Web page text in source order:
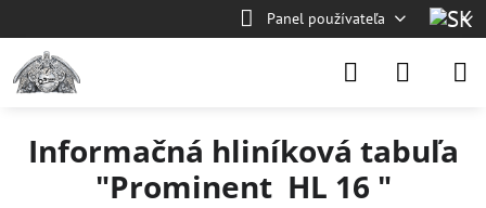
Panel používateľa
Informačná hliníková tabuľa
"Prominent HL 16 "